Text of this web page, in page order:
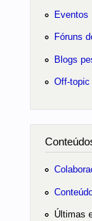
Eventos
Fóruns
Blogs
Off-topic
Últimas